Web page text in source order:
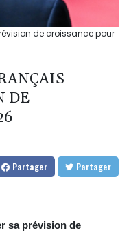
de croissance pour
DE
Partager Partager
sa prévision de